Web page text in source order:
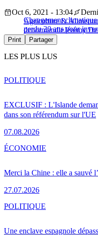
Changement
perdu 20 ans pour
Oct 6, 2021 - 13:04
Agriculture &
denormandieJérémy
Print Partager
LES PLUS LUS
EXCLUSIF : L'Islande
dans son référendum sur l'UE
07.08.2026
POLITIQUE
Merci la Chine : elle a sauvé
27.07.2026
ÉCONOMIE
Une enclave espagnole
POLITIQUE